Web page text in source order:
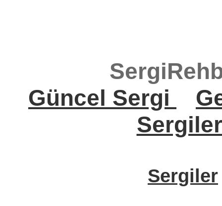
Güncel Sergi
Sergiler